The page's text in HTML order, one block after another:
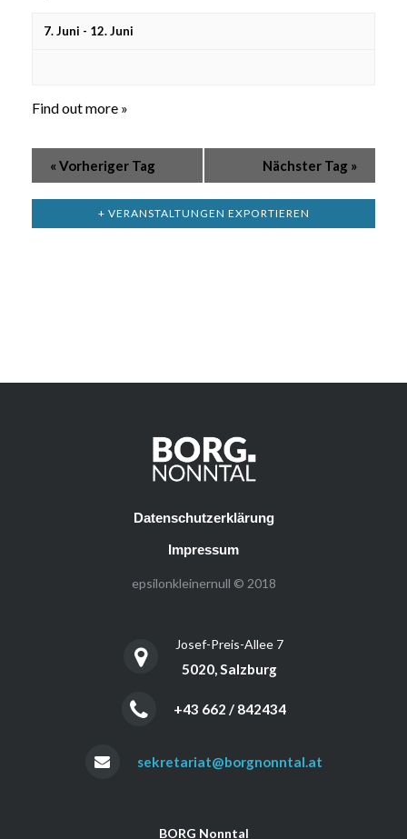
7. Juni - 12. Juni
Find out more »
« Vorheriger Tag Nächster Tag »
+ VERANSTALTUNGEN EXPORTIEREN
Datenschutzerklärung
Impressum
epsilonkleinernull © 2018
Josef-Preis-Allee 7
5020, Salzburg
+43 662 / 842434
sekretariat@borgnonntal.at
BORG Nonntal